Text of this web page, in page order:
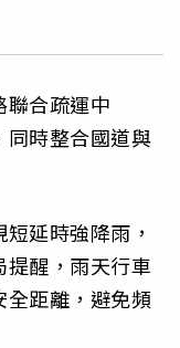
聯合疏運中
同時整合國道與
延時強降雨，
醒，雨天行車
距離，避免頻